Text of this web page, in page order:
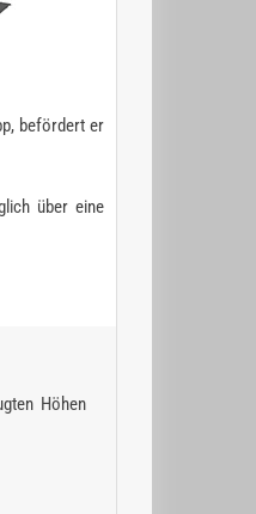
befördert er
über eine
Höhen